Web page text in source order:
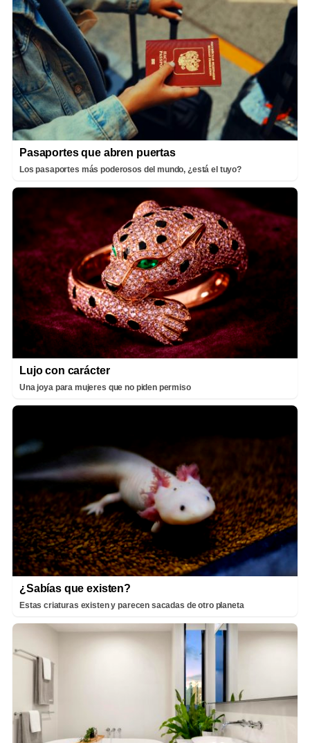
Pasaportes que abren puertas
Los pasaportes más poderosos del mundo, ¿está el tuyo?
Lujo con carácter
Una joya para mujeres que no piden permiso
¿Sabías que existen?
Estas criaturas existen y parecen sacadas de otro planeta